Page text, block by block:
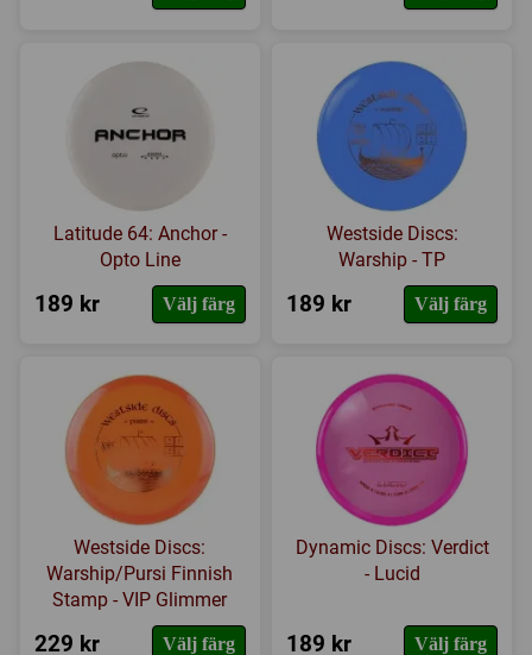
Latitude 64: Anchor -
Opto Line
189 kr Välj färg
Westside Discs:
Warship - TP
189 kr Välj färg
Westside Discs:
Warship/Pursi Finnish
Stamp - VIP Glimmer
229 kr Välj färg
Dynamic Discs: Verdict
- Lucid
189 kr Välj färg